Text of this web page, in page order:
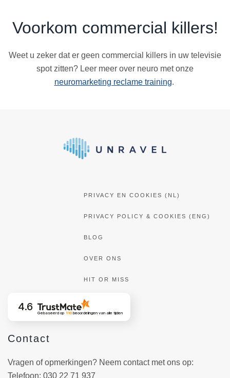
Voorkom commercial killers!
Weet u zeker dat er geen commercial killers in uw televisie
spot zitten? Leer meer over neuro met onze
neuromarketing reclame training.
PRIVACY EN COOKIES (NL)
PRIVACY POLICY & COOKIES (ENG)
BLOG
OVER ONS
HIT OR MISS
4.6
Gebaseerd op 110beoordelingen van alle tijden
Contact
Vragen of opmerkingen? Neem contact met ons op:
Telefoon: 030 22 71 937